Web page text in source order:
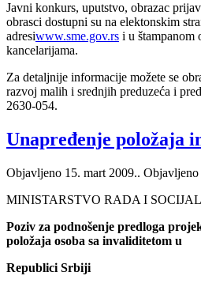
Javni konkurs, uputstvo, obrazac
obrasci dostupni su na elektonskim
adresiwww.sme.gov.rs i u štampanom
kancelarijama.
Za detaljnije informacije možete se
razvoj malih i srednjih preduzeća i
2630-054.
Unapređenje položaja
Objavljeno 15. mart 2009.. Objavljeno
MINISTARSTVO RADA I
Poziv za podnošenje predloga
položaja osoba sa invaliditetom u
Republici Srbiji